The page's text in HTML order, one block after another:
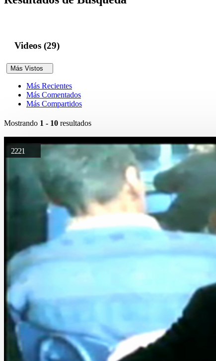
Videos (29)
Más Vistos
Más Recientes
Más Comentados
Más Compartidos
Mostrando 1 - 10 resultados
2221